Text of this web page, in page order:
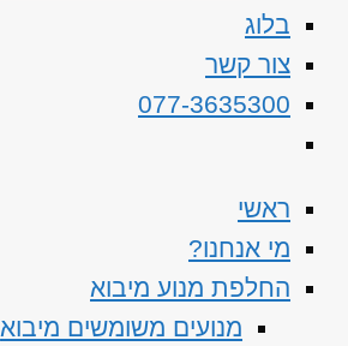
בלוג
צור קשר
077-3635300
ראשי
מי אנחנו?
החלפת מנוע מיבוא
מנועים משומשים מיבוא